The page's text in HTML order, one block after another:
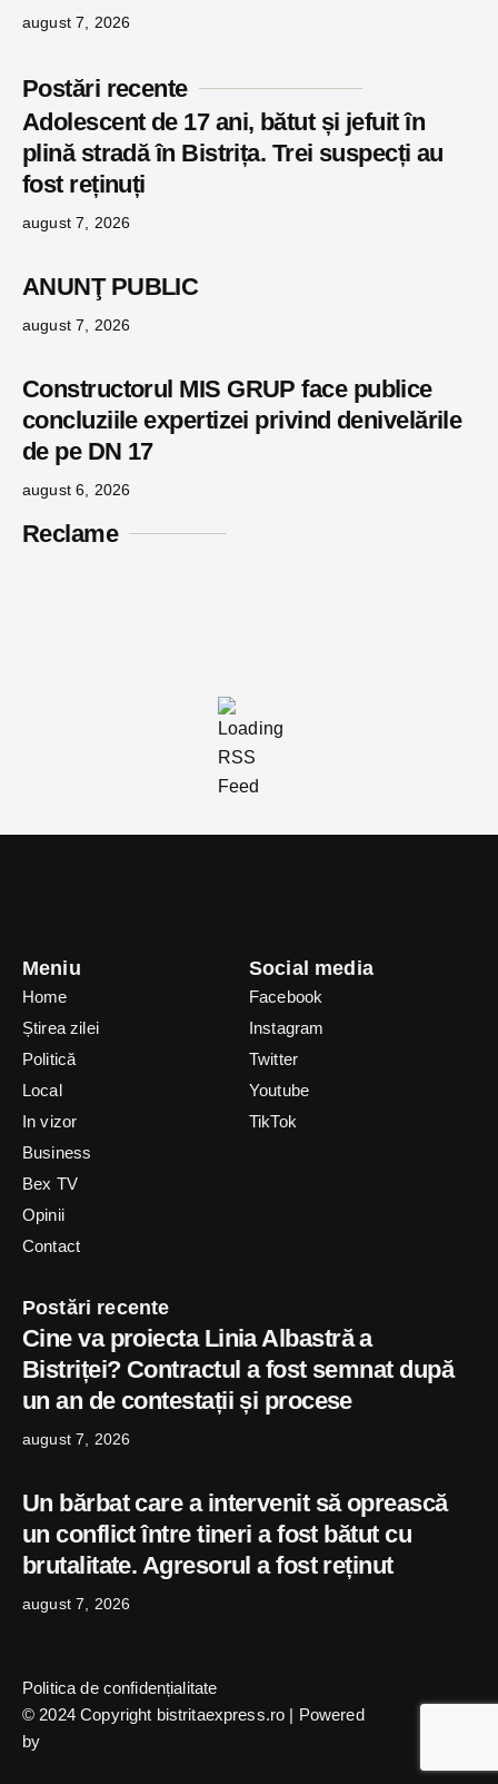
august 7, 2026
Postări recente
Adolescent de 17 ani, bătut și jefuit în
plină stradă în Bistrița. Trei suspecți au
fost reținuți
august 7, 2026
ANUNŢ PUBLIC
august 7, 2026
Constructorul MIS GRUP face publice
concluziile expertizei privind denivelările
de pe DN 17
august 6, 2026
Reclame
Meniu
Home
Știrea zilei
Politică
Local
In vizor
Business
Bex TV
Opinii
Contact
Social media
Facebook
Instagram
Twitter
Youtube
TikTok
Postări recente
Cine va proiecta Linia Albastră a
Bistriței? Contractul a fost semnat după
un an de contestații și procese
august 7, 2026
Un bărbat care a intervenit să oprească
un conflict între tineri a fost bătut cu
brutalitate. Agresorul a fost reținut
august 7, 2026
© 2024 Copyright bistritaexpress.ro | Powered
by
Politica de confidențialitate